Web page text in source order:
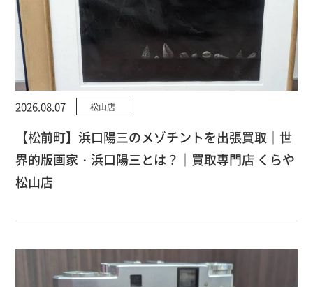
2026.08.07 松山店
【松前町】浜口陽三のメゾチントを出張買取｜世
界的版画家・浜口陽三とは？｜買取専門店 くらや
松山店